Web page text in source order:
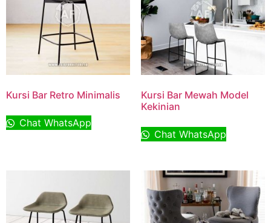
Kursi Bar Retro Minimalis
Chat WhatsApp
Kursi Bar Mewah Model
Kekinian
Chat WhatsApp